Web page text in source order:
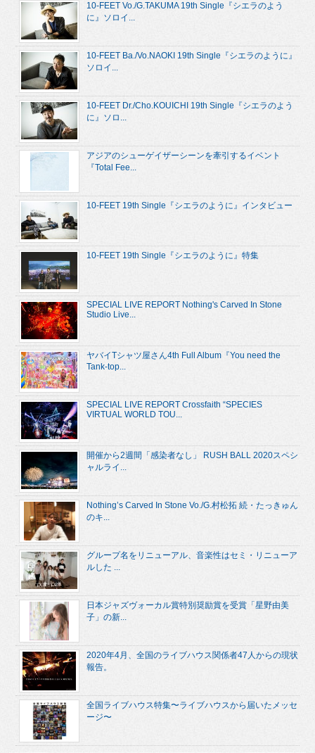
10-FEET Vo./G.TAKUMA 19th Single『シエラのよう
に』ソロイ...
10-FEET Ba./Vo.NAOKI 19th Single『シエラのように』
ソロイ...
10-FEET Dr./Cho.KOUICHI 19th Single『シエラのよう
に』ソロ...
アジアのシューゲイザーシーンを牽引するイベント
『Total Fee...
10-FEET 19th Single『シエラのように』インタビュー
10-FEET 19th Single『シエラのように』特集
SPECIAL LIVE REPORT Nothing's Carved In Stone
Studio Live...
ヤバイTシャツ屋さん4th Full Album『You need the
Tank-top...
SPECIAL LIVE REPORT Crossfaith “SPECIES
VIRTUAL WORLD TOU...
開催から2週間「感染者なし」 RUSH BALL 2020スペシ
ャルライ...
Nothing’s Carved In Stone Vo./G.村松拓 続・たっきゅん
のキ...
グループ名をリニューアル、音楽性はセミ・リニューア
ルした ...
日本ジャズヴォーカル賞特別奨励賞を受賞「星野由美
子」の新...
2020年4月、全国のライブハウス関係者47人からの現状
報告。
全国ライブハウス特集〜ライブハウスから届いたメッセ
ージ〜